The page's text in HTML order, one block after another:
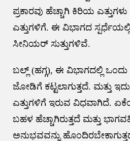
ಪ್ರಕಾರವು ಹೆಚ್ಚಾಗಿ ಕಿರಿಯ
ಎತ್ತುಗಳಿಗೆ. ಈ ವಿಭಾಗದ
ಸೀನಿಯರ್ ಸುತ್ತುಗಳಿವೆ.
ಬಲ್ಲ್ (ಹಗ್ಗ), ಈ ವಿಭಾಗದಲ್ಲಿ ಒಂದು
ಜೋಡಿಗೆ ಕಟ್ಟಲಾಗುತ್ತದೆ. ಮತ್ತು
ಎತ್ತುಗಳಿಗೆ ಇರುವ ವಿಧವಾಗಿದೆ.
ಬಹಳ ಹೆಚ್ಚಾಗಿರುತ್ತದೆ ಮತ್ತು
ಅನುಭವವನ್ನು